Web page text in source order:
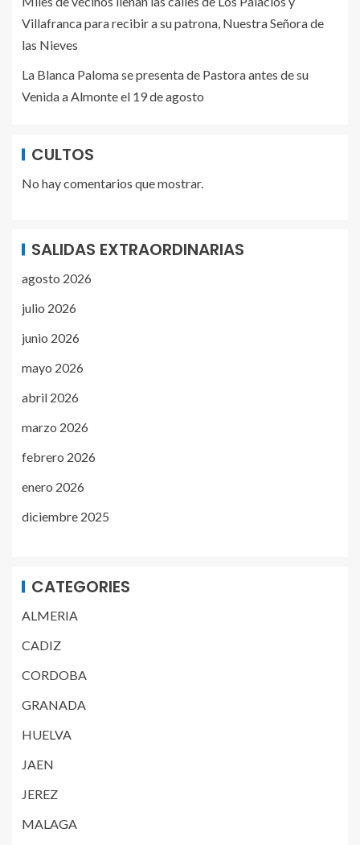
Villafranca para recibir a su patrona, Nuestra Señora de
las Nieves
La Blanca Paloma se presenta de Pastora antes de su
Venida a Almonte el 19 de agosto
CULTOS
No hay comentarios que mostrar.
SALIDAS EXTRAORDINARIAS
agosto 2026
julio 2026
junio 2026
mayo 2026
abril 2026
marzo 2026
febrero 2026
enero 2026
diciembre 2025
CATEGORIES
ALMERIA
CADIZ
CORDOBA
GRANADA
HUELVA
JAEN
JEREZ
MALAGA